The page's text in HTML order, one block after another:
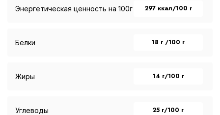
Энергетическая ценность на 100г 297 ккал/100 г
Белки 18 г /100 г
Жиры 14 г/100 г
Углеводы 25 г/100 г